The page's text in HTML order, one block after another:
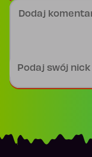
Dodaj